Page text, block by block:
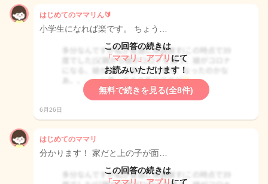
はじめてのママリん🔰
小学生になれば楽です。 ちょう…
この回答の続きは
「ママリ」アプリ にて
お読みいただけます！
無料で続きを見る(全8件)
6月26日
はじめてのママリ
分かります！ 家だと上の子が面…
この回答の続きは